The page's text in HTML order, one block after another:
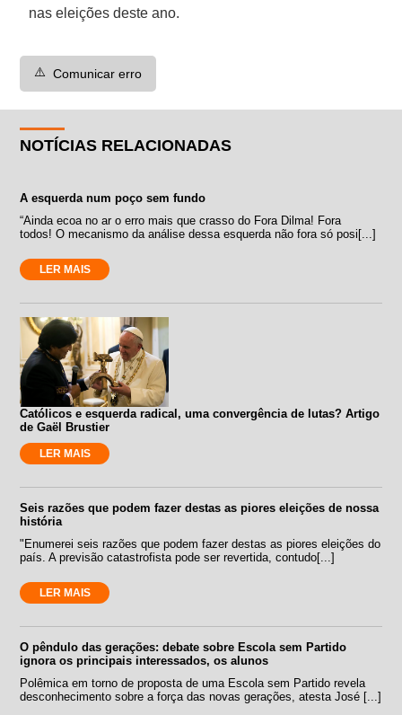
nas eleições deste ano.
⚠️ Comunicar erro
NOTÍCIAS RELACIONADAS
A esquerda num poço sem fundo
“Ainda ecoa no ar o erro mais que crasso do Fora Dilma! Fora
todos! O mecanismo da análise dessa esquerda não fora só posi[...]
LER MAIS
Católicos e esquerda radical, uma convergência de lutas? Artigo
de Gaël Brustier
LER MAIS
Seis razões que podem fazer destas as piores eleições de nossa
história
"Enumerei seis razões que podem fazer destas as piores eleições do
país. A previsão catastrofista pode ser revertida, contudo[...]
LER MAIS
O pêndulo das gerações: debate sobre Escola sem Partido
ignora os principais interessados, os alunos
Polêmica em torno de proposta de uma Escola sem Partido revela
desconhecimento sobre a força das novas gerações, atesta José [...]